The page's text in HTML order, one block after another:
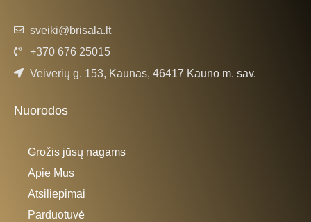
sveiki@brisala.lt
+370 676 25015
Veiverių g. 153, Kaunas, 46417 Kauno m. sav.
Nuorodos
Grožis jūsų nagams
Apie Mus
Atsiliepimai
Parduotuvė